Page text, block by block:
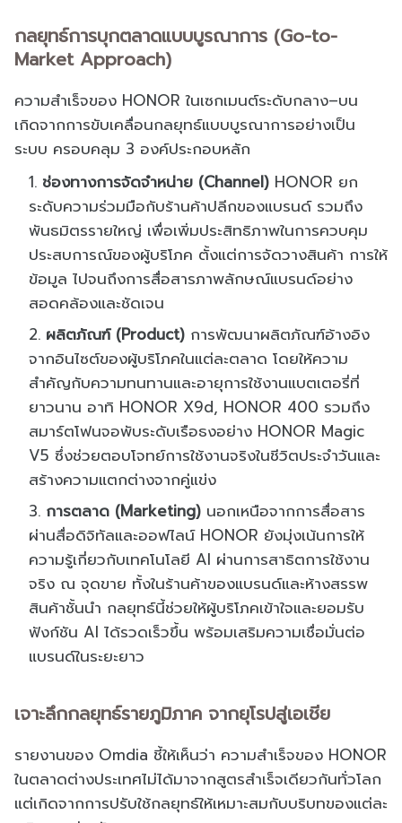
กลยุทธ์การบุกตลาดแบบบูรณาการ (Go-to-
Market Approach)
ความสำเร็จของ HONOR ในเซกเมนต์ระดับกลาง–บน
เกิดจากการขับเคลื่อนกลยุทธ์แบบบูรณาการอย่างเป็น
ระบบ ครอบคลุม 3 องค์ประกอบหลัก
ช่องทางการจัดจำหน่าย (Channel) HONOR ยก
ระดับความร่วมมือกับร้านค้าปลีกของแบรนด์ รวมถึง
พันธมิตรรายใหญ่ เพื่อเพิ่มประสิทธิภาพในการควบคุม
ประสบการณ์ของผู้บริโภค ตั้งแต่การจัดวางสินค้า การให้
ข้อมูล ไปจนถึงการสื่อสารภาพลักษณ์แบรนด์อย่าง
สอดคล้องและชัดเจน
ผลิตภัณฑ์ (Product) การพัฒนาผลิตภัณฑ์อ้างอิง
จากอินไซต์ของผู้บริโภคในแต่ละตลาด โดยให้ความ
สำคัญกับความทนทานและอายุการใช้งานแบตเตอรี่ที่
ยาวนาน อาทิ HONOR X9d, HONOR 400 รวมถึง
สมาร์ตโฟนจอพับระดับเรือธงอย่าง HONOR Magic
V5 ซึ่งช่วยตอบโจทย์การใช้งานจริงในชีวิตประจำวันและ
สร้างความแตกต่างจากคู่แข่ง
การตลาด (Marketing) นอกเหนือจากการสื่อสาร
ผ่านสื่อดิจิทัลและออฟไลน์ HONOR ยังมุ่งเน้นการให้
ความรู้เกี่ยวกับเทคโนโลยี AI ผ่านการสาธิตการใช้งาน
จริง ณ จุดขาย ทั้งในร้านค้าของแบรนด์และห้างสรรพ
สินค้าชั้นนำ กลยุทธ์นี้ช่วยให้ผู้บริโภคเข้าใจและยอมรับ
ฟังก์ชัน AI ได้รวดเร็วขึ้น พร้อมเสริมความเชื่อมั่นต่อ
แบรนด์ในระยะยาว
เจาะลึกกลยุทธ์รายภูมิภาค จากยุโรปสู่เอเชีย
รายงานของ Omdia ชี้ให้เห็นว่า ความสำเร็จของ HONOR
ในตลาดต่างประเทศไม่ได้มาจากสูตรสำเร็จเดียวกันทั่วโลก
แต่เกิดจากการปรับใช้กลยุทธ์ให้เหมาะสมกับบริบทของแต่ละ